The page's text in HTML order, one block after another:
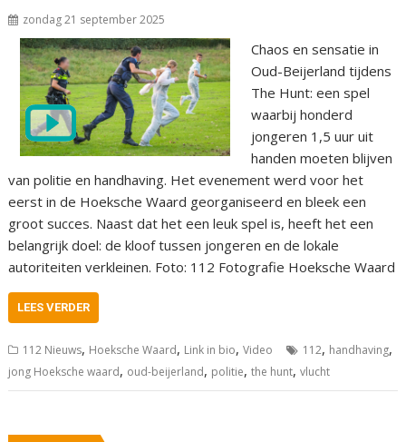
zondag 21 september 2025
Chaos en sensatie in
Oud-Beijerland tijdens
The Hunt: een spel
waarbij honderd
jongeren 1,5 uur uit
handen moeten blijven
van politie en handhaving. Het evenement werd voor het
eerst in de Hoeksche Waard georganiseerd en bleek een
groot succes. Naast dat het een leuk spel is, heeft het een
belangrijk doel: de kloof tussen jongeren en de lokale
autoriteiten verkleinen. Foto: 112 Fotografie Hoeksche Waard
LEES VERDER
112 Nieuws, Hoeksche Waard, Link in bio,Video 112, handhaving,
jong Hoeksche waard, oud-beijerland, politie,the hunt,vlucht